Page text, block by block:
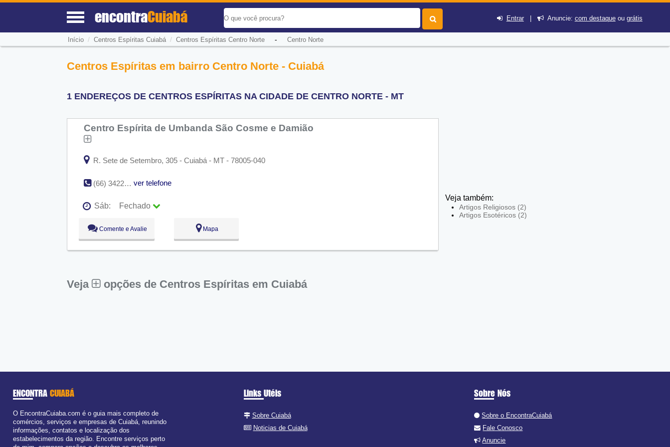
encontraCuiabá Entrar| Anuncie: com destaqueou grátis
Início / Centros Espíritas Cuiabá/ Centros Espíritas Centro Norte- Centro Norte
Centros Espíritas em bairro Centro Norte - Cuiabá
1 ENDEREÇOS DE CENTROS ESPÍRITAS NA CIDADE DE CENTRO NORTE - MT
Centro Espírita de Umbanda São Cosme e Damião
R. Sete de Setembro, 305 - Cuiabá - MT - 78005-040
(66) 3422-0021 ver telefone
Sáb:
Fechado
Seg:
Ter:
09:00 - 18:00
Qua:
09:00 - 18:00
Qui:
09:00 - 18:00
Comente e Avalie Mapa
Veja opções de Centros Espíritas em Cuiabá
Veja também:
Artigos Religiosos (2)
Artigos Esotéricos (2)
ENCONTRA CUIABÁ
O EncontraCuiaba.com é o guia mais completo de
comércios, serviços e empresas de Cuiabá, reunindo
informações, contatos e localização dos
estabelecimentos da região. Encontre serviços perto
Links Utéis
Sobre Cuiabá
Noticias de Cuiabá
Sobre Nós
Sobre o EncontraCuiabá
Fale Conosco
Anuncie